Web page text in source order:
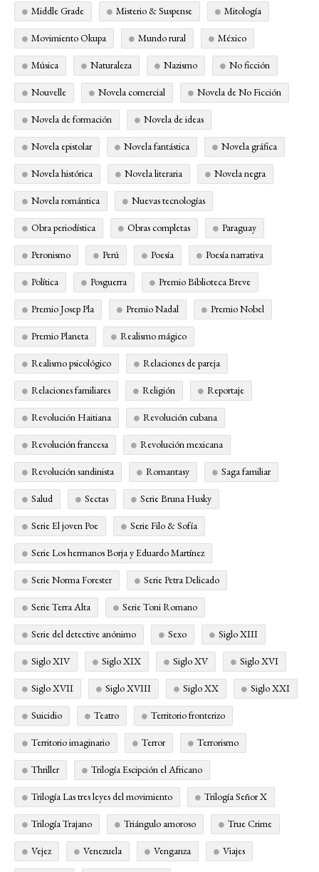
Middle Grade Misterio & Suspense Mitología
Movimiento Okupa Mundo rural México
Música Naturaleza Nazismo No ficción
Nouvelle Novela comercial Novela de No Ficción
Novela de formación Novela de ideas
Novela epistolar Novela fantástica Novela gráfica
Novela histórica Novela literaria Novela negra
Novela romántica Nuevas tecnologías
Obra periodística Obras completas Paraguay
Peronismo Perú Poesía Poesía narrativa
Política Posguerra Premio Biblioteca Breve
Premio Josep Pla Premio Nadal Premio Nobel
Premio Planeta Realismo mágico
Realismo psicológico Relaciones de pareja
Relaciones familiares Religión Reportaje
Revolución Haitiana Revolución cubana
Revolución francesa Revolución mexicana
Revolución sandinista Romantasy Saga familiar
Salud Sectas Serie Bruna Husky
Serie El joven Poe Serie Filo & Sofía
Serie Los hermanos Borja y Eduardo Martínez
Serie Norma Forester Serie Petra Delicado
Serie Terra Alta Serie Toni Romano
Serie del detective anónimo Sexo Siglo XIII
Siglo XIV Siglo XIX Siglo XV Siglo XVI
Siglo XVII Siglo XVIII Siglo XX Siglo XXI
Suicidio Teatro Territorio fronterizo
Territorio imaginario Terror Terrorismo
Thriller Trilogía Escipción el Africano
Trilogía Las tres leyes del movimiento Trilogía Señor X
Trilogía Trajano Triángulo amoroso True Crime
Vejez Venezuela Venganza Viajes